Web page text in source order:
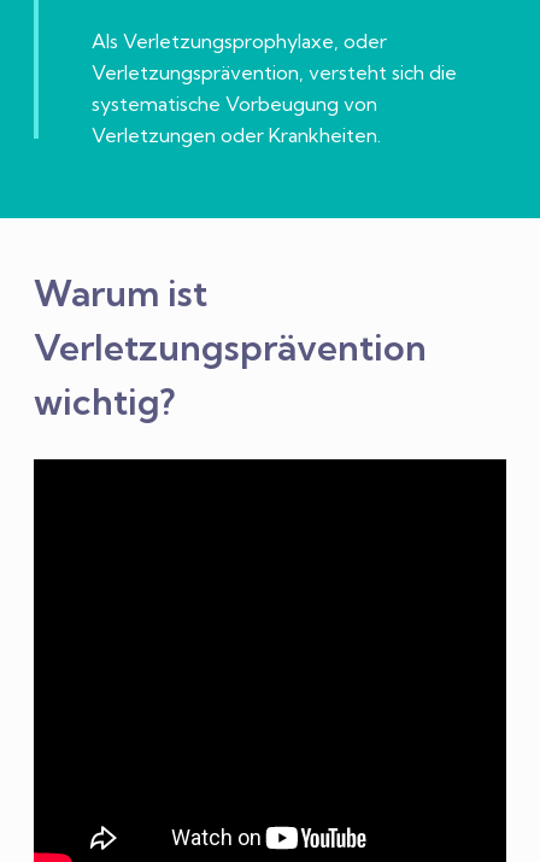
2. Beinkrafttraining
3. Mobilitätstraining
4. Sprungkrafttraining
5. Warm-Up für Läufer
6. Trainingskoordination
Als Verletzungsprophylaxe, oder
Verletzungsprävention, versteht sich die
systematische Vorbeugung von
Verletzungen oder Krankheiten.
Warum ist
Verletzungsprävention
wichtig?